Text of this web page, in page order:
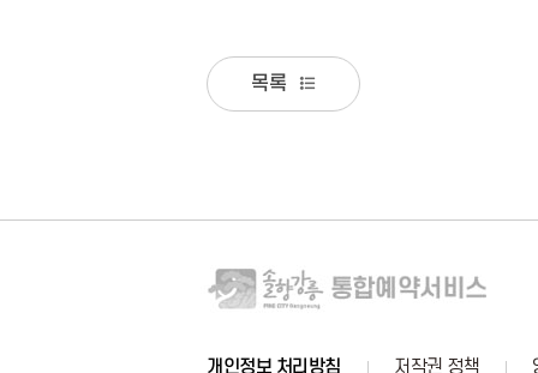
목록
개인정보 처리방침 저작권 정책